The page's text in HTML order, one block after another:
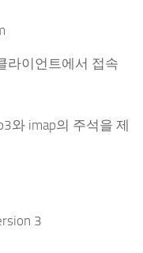
라이언트에서 접속
와 imap의 주석을 제
3